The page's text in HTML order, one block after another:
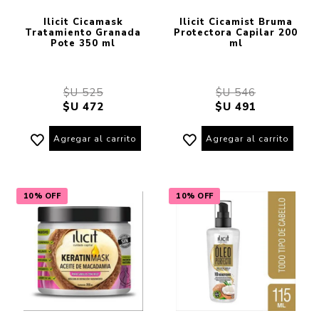
Ilicit Cicamask
Tratamiento Granada
Pote 350 ml
$U 525
$U 472
Agregar al carrito
Ilicit Cicamist Bruma
Protectora Capilar 200
ml
$U 546
$U 491
Agregar al carrito
10% OFF 10% OFF